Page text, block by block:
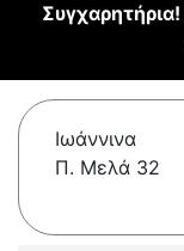
Συγχαρητήρια!
Ιωάννινα
Π. Μελά 32